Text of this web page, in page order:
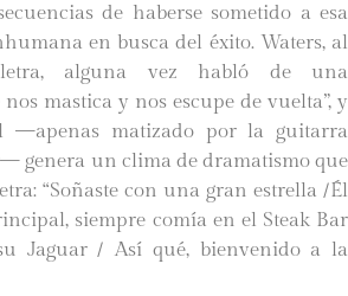
de haberse sometido a esa
en busca del éxito. Waters, al
alguna vez habló de una
mastica y nos escupe de vuelta”, y
—apenas matizado por la guitarra
genera un clima de dramatismo que
“Soñaste con una gran estrella /Él
siempre comía en el Steak Bar
Jaguar / Así qué, bienvenido a la